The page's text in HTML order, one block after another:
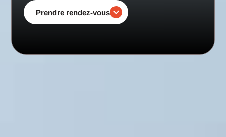
Prendre rendez-vous